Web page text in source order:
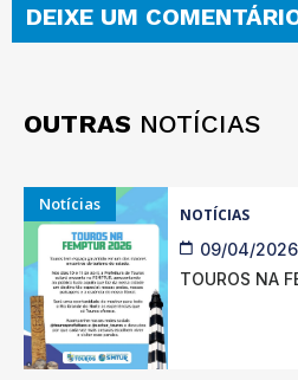
DEIXE UM
OUTRAS NOTÍCIAS
Notícias
NOTÍCIAS
09/04/2026
TOUROS NA